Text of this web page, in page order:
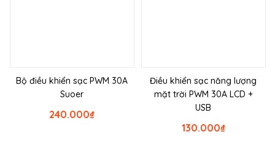
Bộ điều khiển sạc PWM 30A
Suoer
₫
240.000
Điều khiển sạc năng lượng
mặt trời PWM 30A LCD +
USB
₫
130.000